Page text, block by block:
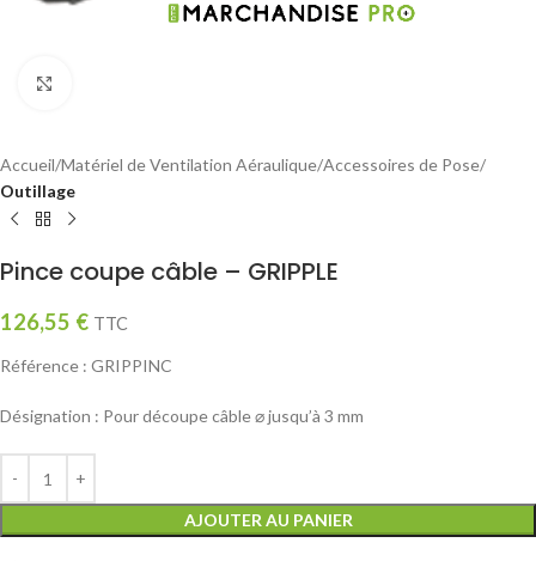
Accueil Matériel de Ventilation Aéraulique Accessoires de Pose
Outillage
Pince coupe câble – GRIPPLE
126,55 € TTC
Référence : GRIPPINC
Désignation : Pour découpe câble ⌀ jusqu’à 3 mm
AJOUTER AU PANIER